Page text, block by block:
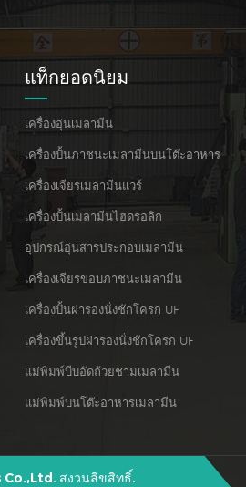
แท็กยอดนิยม
เครื่องอุ่นเมลามีน
เครื่องปั้นภาชนะเมลามีนบนโต๊ะอาหาร
เครื่องเจียรเมลามีนแวร์
เครื่องปั้นเมลามีนไฮดรอลิก
อุปกรณ์อุ่นสารประกอบเมลามีน
เครื่องเจียรขอบภาชนะเมลามีน
เครื่องปั้นฝารองนั่งชักโครก UF
เครื่องขึ้นรูปฝารองนั่งชักโครก UF
แม่พิมพ์บีบอัดถ้วยชามเมลามีน
แม่พิมพ์บนโต๊ะอาหารเมลามีน
สงวนลิขสิทธิ์.